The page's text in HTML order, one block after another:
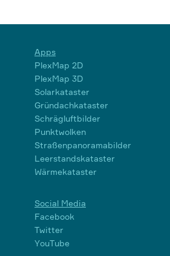
Apps
PlexMap 2D
PlexMap 3D
Solarkataster
Gründachkataster
Schrägluftbilder
Punktwolken
Straßenpanoramabilder
Leerstandskataster
Wärmekataster
Social Media
Facebook
Twitter
YouTube